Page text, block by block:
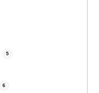
5
6